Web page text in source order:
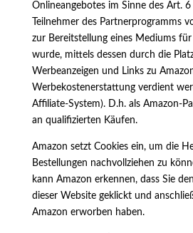
Onlineangebotes im Sinne des Art.
Teilnehmer des Partnerprogramms
zur Bereitstellung eines Mediums
wurde, mittels dessen durch die
Werbeanzeigen und Links zu
Werbekostenerstattung verdient
Affiliate-System). D.h. als Amazon-
an qualifizierten Käufen.
Amazon setzt Cookies ein, um die
Bestellungen nachvollziehen zu
kann Amazon erkennen, dass Sie
dieser Website geklickt und
Amazon erworben haben.